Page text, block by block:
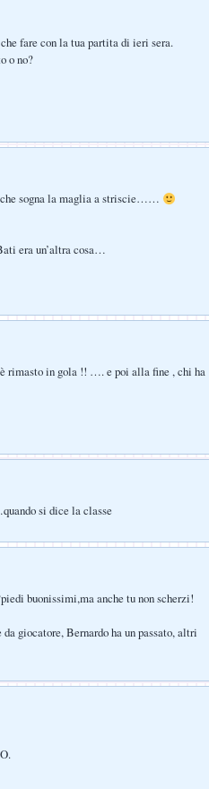
fare con la tua partita di ieri sera.
o no?
sogna la maglia a striscie……
era un’altra cosa…
rimasto in gola !! …. e poi alla fine , chi ha
si dice la classe
buonissimi,ma anche tu non scherzi!
giocatore, Bernardo ha un passato, altri